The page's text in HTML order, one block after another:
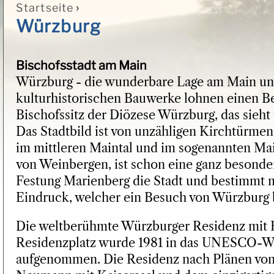
Sie sind hier
Startseite ›
Würzburg
Bischofsstadt am Main
Würzburg - die wunderbare Lage am Main
kulturhistorischen Bauwerke lohnen einen
Bischofssitz der Diözese Würzburg, das
Das Stadtbild ist von unzähligen
im mittleren Maintal und im sogenannten
von Weinbergen, ist schon eine ganz
Festung Marienberg die Stadt und bestimmt
Eindruck, welcher ein Besuch von
Die weltberühmte Würzburger Residenz mit
Residenzplatz wurde 1981 in das UNESCO-
aufgenommen. Die Residenz nach Plänen